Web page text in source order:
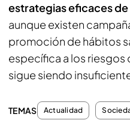
estrategias eficaces
aunque existen
promoción de hábitos
específica a los
sigue siendo
TEMAS Actualidad